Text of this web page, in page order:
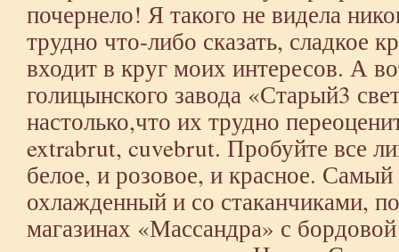
почернело! Я такого не видела
трудно что-либо сказать, сладкое
входит в круг моих интересов. А
голицынского завода «Старый3
настолько,что их трудно
extrabrut, cuvebrut. Пробуйте все
белое, и розовое, и красное.
охлажденный и со стаканчиками,
магазинах «Массандра» с